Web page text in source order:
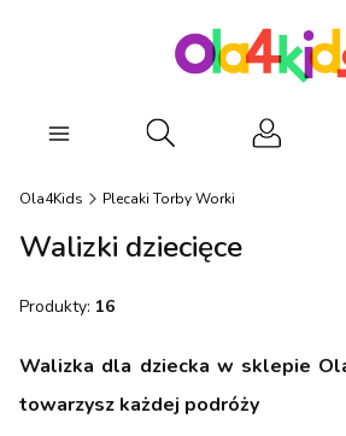
Otwórz wyszukiwarkę
Ola4Kids Plecaki Torby Worki
Walizki dziecięce
Produkty: 16
Walizka dla dziecka w sklepie
towarzysz każdej podróży